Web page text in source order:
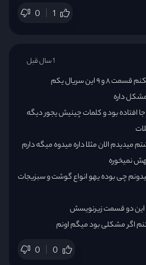
0 1
ببخشید من حس میکنم قسمت ۸ و ۹ این سریال یکم
داره
جا افتاده بود و کلمات چینیش یجور دیگه
قسمت ۹ داشتم میدیدم الان مثلا داره میدوه میگه دارم
نمیخوره
چی بوده یهو انواع گوشت و سبزیجات
دو قسمت زیرنویسش
اگر مشکلی بود میگم اونم
0 0
1 سال قبل